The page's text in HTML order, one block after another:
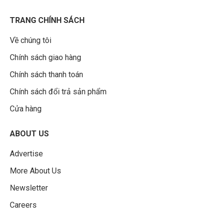
TRANG CHÍNH SÁCH
Về chúng tôi
Chính sách giao hàng
Chính sách thanh toán
Chính sách đổi trả sản phẩm
Cửa hàng
ABOUT US
Advertise
More About Us
Newsletter
Careers